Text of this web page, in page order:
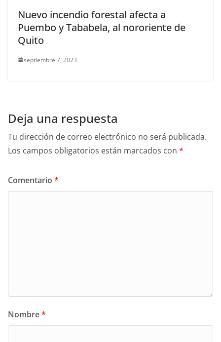
Nuevo incendio forestal afecta a
Puembo y Tababela, al nororiente de
Quito
septiembre 7, 2023
Deja una respuesta
Tu dirección de correo electrónico no será publicada.
Los campos obligatorios están marcados con *
Comentario *
Nombre*